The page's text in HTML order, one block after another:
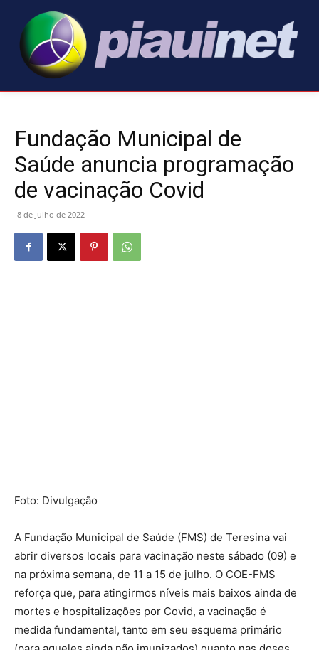
Fundação Municipal de
Saúde anuncia programação
de vacinação Covid
8 de Julho de 2022
Foto: Divulgação
A Fundação Municipal de Saúde (FMS) de Teresina vai
abrir diversos locais para vacinação neste sábado (09) e
na próxima semana, de 11 a 15 de julho. O COE-FMS
reforça que, para atingirmos níveis mais baixos ainda de
mortes e hospitalizações por Covid, a vacinação é
medida fundamental, tanto em seu esquema primário